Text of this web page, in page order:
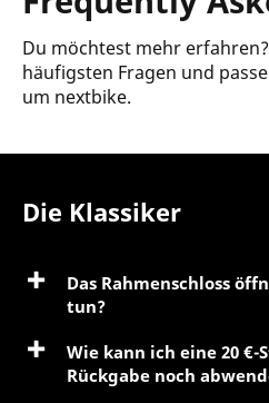
Du möchtest mehr
häufigsten Fragen und
um nextbike.
Die Klassiker
Das Rahmenschloss
tun?
Wie kann ich eine 20
Rückgabe noch